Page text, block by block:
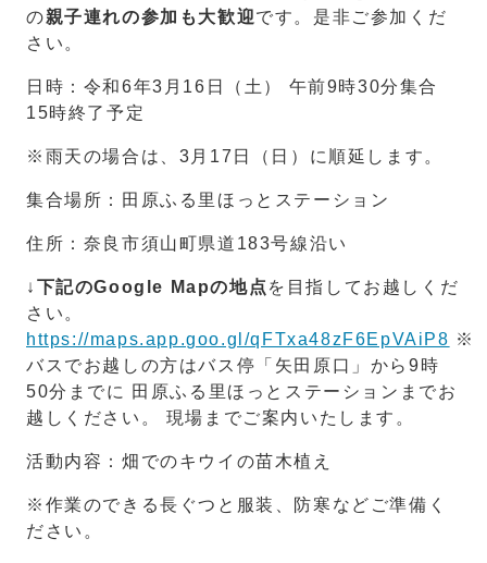
の親子連れの参加も大歓迎です。是非ご参加くだ
さい。
日時：令和6年3月16日（土） 午前9時30分集合
15時終了予定
※雨天の場合は、3月17日（日）に順延します。
集合場所：田原ふる里ほっとステーション
住所：奈良市須山町県道183号線沿い
↓ 下記のGoogle Mapの地点 を目指してお越しくだ
さい。
https://maps.app.goo.gl/qFTxa48zF6EpVAiP8 ※
バスでお越しの方はバス停「矢田原口」から9時
50分までに 田原ふる里ほっとステーションまでお
越しください。 現場までご案内いたします。
活動内容：畑でのキウイの苗木植え
※作業のできる長ぐつと服装、防寒などご準備く
ださい。